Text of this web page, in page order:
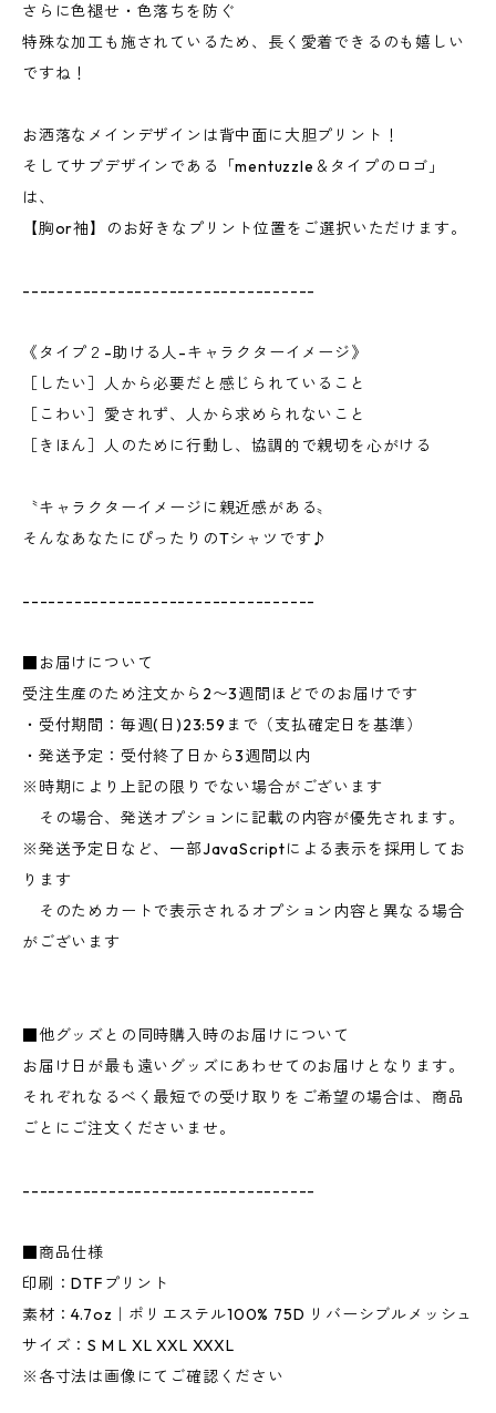
さらに色褪せ・色落ちを防ぐ
特殊な加工も施されているため、長く愛着できるのも嬉しい
ですね！
お洒落なメインデザインは背中面に大胆プリント！
そしてサブデザインである「mentuzzle＆タイプのロゴ」
は、
【胸or袖】のお好きなプリント位置をご選択いただけます。
----------------------------------
《タイプ２-助ける人-キャラクターイメージ》
［したい］人から必要だと感じられていること
［こわい］愛されず、人から求められないこと
［きほん］人のために行動し、協調的で親切を心がける
〝キャラクターイメージに親近感がある〟
そんなあなたにぴったりのTシャツです♪
----------------------------------
■お届けについて
受注生産のため注文から2〜3週間ほどでのお届けです
・受付期間：毎週(日)23:59まで（支払確定日を基準）
・発送予定：受付終了日から3週間以内
※時期により上記の限りでない場合がございます
その場合、発送オプションに記載の内容が優先されます。
※発送予定日など、一部JavaScriptによる表示を採用してお
ります
そのためカートで表示されるオプション内容と異なる場合
がございます
■他グッズとの同時購入時のお届けについて
お届け日が最も遠いグッズにあわせてのお届けとなります。
それぞれなるべく最短での受け取りをご希望の場合は、商品
ごとにご注文くださいませ。
----------------------------------
■商品仕様
印刷：DTFプリント
素材：4.7oz｜ポリエステル100% 75D リバーシブルメッシュ
サイズ：S M L XL XXL XXXL
※各寸法は画像にてご確認ください